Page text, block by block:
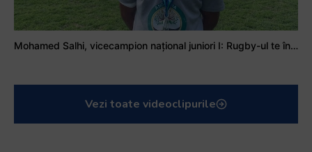
Mohamed Salhi, vicecampion național juniori I: Rugby-ul te învață să accepți și înfrângerile
Vezi toate videoclipurile